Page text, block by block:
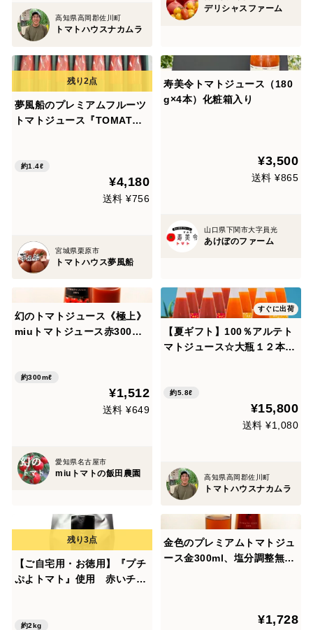
高知県高岡郡佐川町
トマトハウスナカムラ
デリシャスファーム
夢風船のプレミアムフルーツ
トマトジュース『TOMATO
約1.4ℓ
¥4,180
送料 ¥756
宮城県栗原市
トマトハウス夢風船
寿美令トマトジュース（180
g×4本）化粧箱入り
¥3,500
送料 ¥865
山口県下関市大字員光
あけぼのファーム
幻のトマトジュース《極上》
miuトマトジュース赤300ml
約300mℓ
¥1,512
送料 ¥649
愛知県名古屋市
miuトマトの飯田農園
すぐに出荷
【夏ギフト】100％アルテト
マトジュース☆大瓶１２本セ
月22日】
約5.8ℓ
¥15,800
送料 ¥1,080
高知県高岡郡佐川町
トマトハウスナカムラ
【ご自宅用・お徳用】『プチ
ぷよトマト』使用 赤いチェ
約2kg
金色のプレミアムトマトジュ
ース金300ml、塩分調整無、
¥1,728